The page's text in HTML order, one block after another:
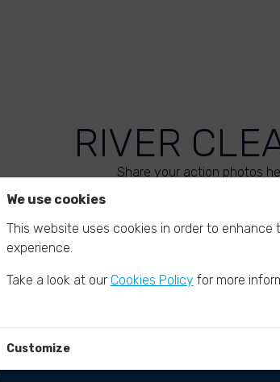
RIVER
Share your action photos
We use cookies
This website uses cookies in order to enhance
experience.
Take a look at our Cookies Policy for more
Customize